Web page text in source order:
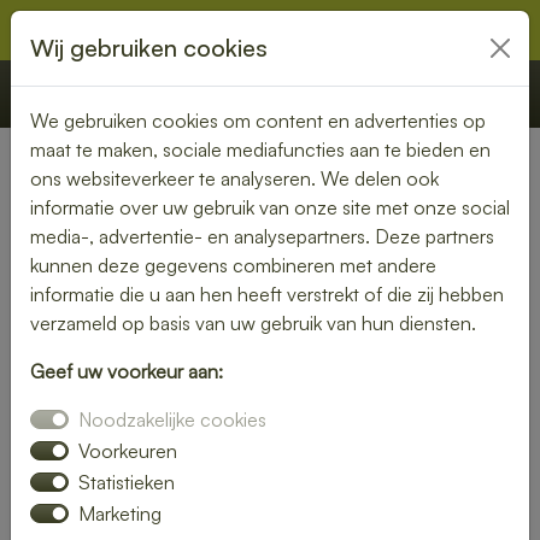
€ 0,00 Offerte Bestellen
Nederland»Noord-Brabant» Boxmeer
Verse lunch laten bezorgen in
Boxmeer – geniet zonder
zorgen
bezorgservice in Boxmeer. Van knapperige broodjes tot
kleurrijke salades – wij bezorgen jouw favoriete
lunchgerechten precies wanneer jij het nodig hebt. Ideaal
voor thuis, op kantoor of tijdens een vergadering.
Wij gebruiken cookies
We gebruiken cookies om content en advertenties op
maat te maken, sociale mediafuncties aan te bieden en
ons websiteverkeer te analyseren. We delen ook
informatie over uw gebruik van onze site met onze social
media-, advertentie- en analysepartners. Deze partners
kunnen deze gegevens combineren met andere
informatie die u aan hen heeft verstrekt of die zij hebben
verzameld op basis van uw gebruik van hun diensten.
Geef uw voorkeur aan:
Noodzakelijke cookies
Voorkeuren
Statistieken
Marketing